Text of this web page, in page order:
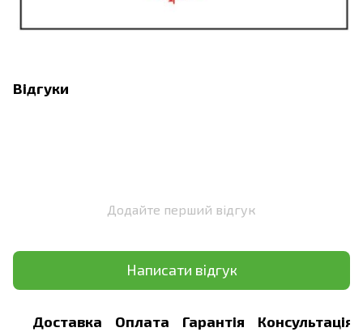
Відгуки
Додайте перший відгук
Написати відгук
Доставка Оплата Гарантія Консультація